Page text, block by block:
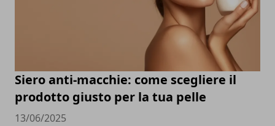
Siero anti-macchie: come scegliere il
prodotto giusto per la tua pelle
13/06/2025